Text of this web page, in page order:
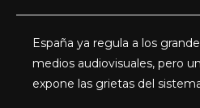
España ya regula a los
medios audiovisuales, pero
expone las grietas del